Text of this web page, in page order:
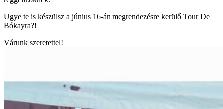
Ugye te is készülsz a június 16-án megrendezésre kerülő Tour De
Bókayra?!
Várunk szeretettel!